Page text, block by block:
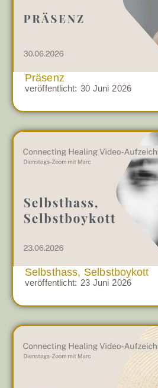
Präsenz
veröffentlicht: 30 Juni 2026
Selbsthass, Selbstboykott
veröffentlicht: 23 Juni 2026